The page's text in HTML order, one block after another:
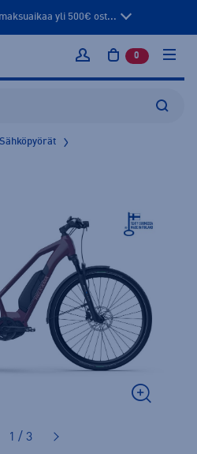
yli 500€ ost...
Kirjaudu sisään
0 tuotetta
Sähköpyörät
1 / 3